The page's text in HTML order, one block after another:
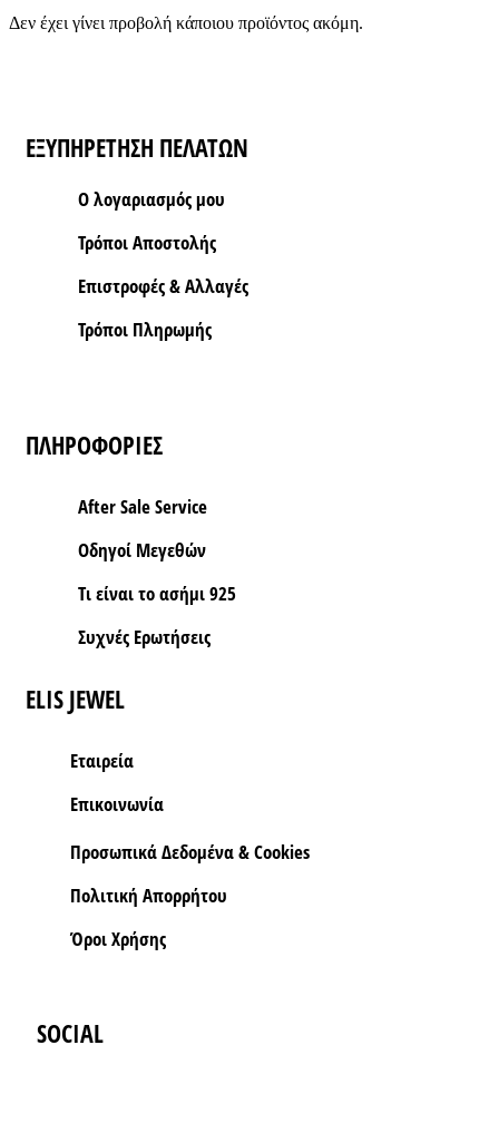
Δεν έχει γίνει προβολή κάποιου προϊόντος ακόμη.
ΕΞΥΠΗΡΕΤΗΣΗ ΠΕΛΑΤΩΝ
Ο λογαριασμός μου
Τρόποι Aποστολής
Επιστροφές & Αλλαγές
Τρόποι Πληρωμής
ΠΛΗΡΟΦΟΡΙΕΣ
After Sale Service
Οδηγοί Μεγεθών
Τι είναι το ασήμι 925
Συχνές Ερωτήσεις
ELIS JEWEL
Εταιρεία
Επικοινωνία
Προσωπικά Δεδομένα & Cookies
Πολιτική Απορρήτου
Όροι Xρήσης
SOCIAL